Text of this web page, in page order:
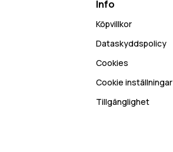
Info
Köpvillkor
Dataskyddspolicy
Cookies
Cookie inställningar
Tillgänglighet